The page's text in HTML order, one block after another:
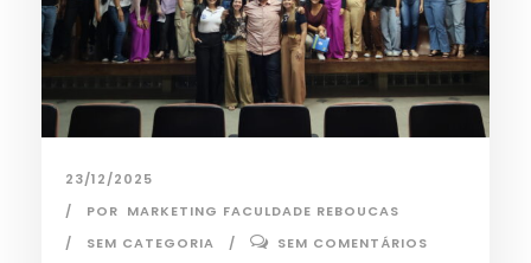
23/12/2025
POR MARKETING FACULDADE REBOUCAS
SEM CATEGORIA
SEM COMENTÁRIOS